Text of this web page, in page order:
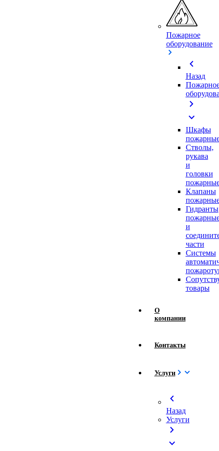
Пожарное
оборудование
chevron_left
Назад
chevron_right
expand_more
Шкафы
Стволы,
рукава
и
головки
Клапаны
Гидранты
и
части
Системы
товары
О
компании
Контакты
Услуги
chevron_left
Назад
Услуги
chevron_right
expand_more